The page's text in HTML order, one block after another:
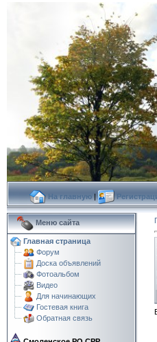
На главную|
Меню сайта
Главная страница
Форум
Доска объявлений
Фотоальбом
Видео
Для начинающих
Гостевая книга
Обратная связь